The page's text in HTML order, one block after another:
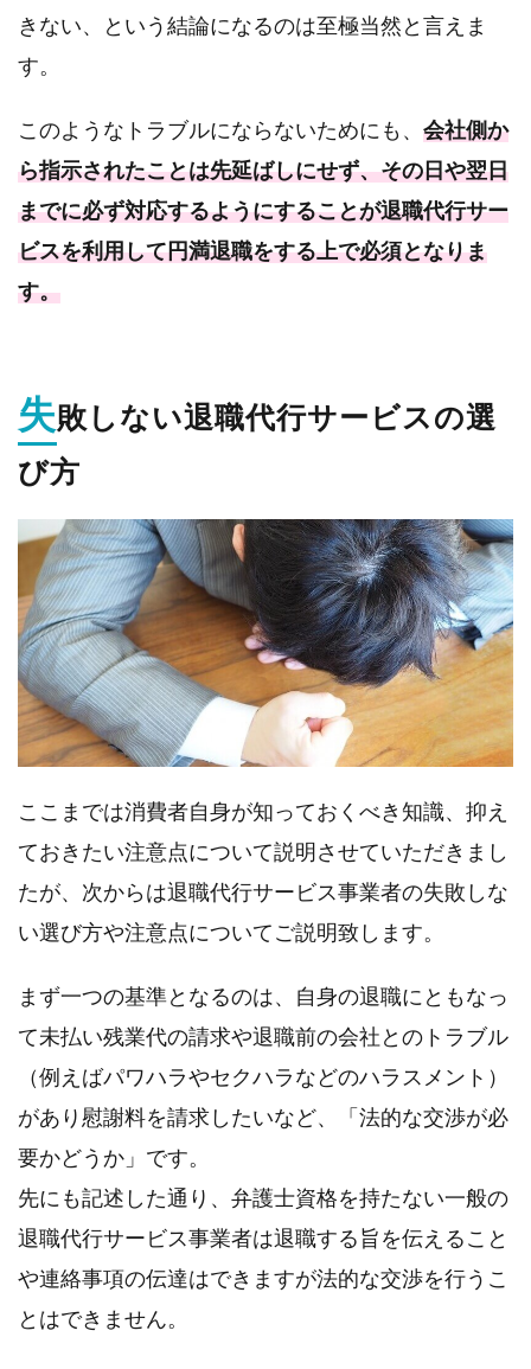
きない、という結論になるのは至極当然と言えま
す。
このようなトラブルにならないためにも、 会社側か
ら指示されたことは先延ばしにせず、その日や翌日
までに必ず対応するようにすることが退職代行サー
ビスを利用して円満退職をする上で必須となりま
す。
失敗しない退職代行サービスの選
び方
ここまでは消費者自身が知っておくべき知識、抑え
ておきたい注意点について説明させていただきまし
たが、次からは退職代行サービス事業者の失敗しな
い選び方や注意点についてご説明致します。
まず一つの基準となるのは、自身の退職にともなっ
て未払い残業代の請求や退職前の会社とのトラブル
（例えばパワハラやセクハラなどのハラスメント）
があり慰謝料を請求したいなど、「法的な交渉が必
要かどうか」です。
先にも記述した通り、弁護士資格を持たない一般の
退職代行サービス事業者は退職する旨を伝えること
や連絡事項の伝達はできますが法的な交渉を行うこ
とはできません。